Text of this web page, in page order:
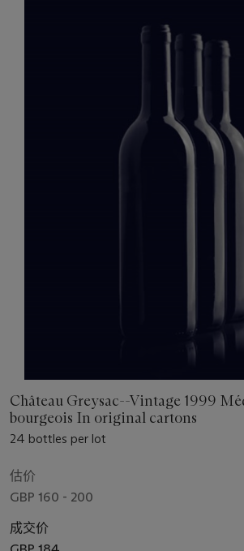
Château Greysac--Vintage 1999
bourgeois In original cartons
24 bottles per lot
估价
GBP 160 - 200
成交价